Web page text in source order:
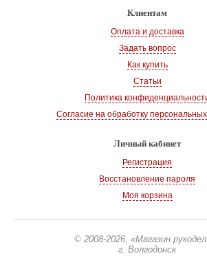
Клиентам
Оплата и доставка
Задать вопрос
Как купить
Статьи
Политика
Согласие на обработку
Личный кабинет
Регистрация
Восстановление пароля
Моя корзина
© 2008-2026, «Магазин
г. Волгодонск